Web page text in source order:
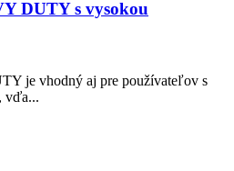
DUTY s vysokou
je vhodný aj pre používateľov s
vďa...